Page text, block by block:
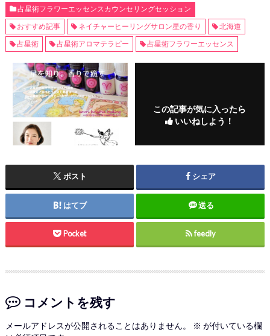
占星術フラワーエッセンスカウンセリングセッション
おすすめ記事
ネイチャーヒーリングサロン星の香り
北海道
占星術
占星術アロマテラピー 占星術フラワーエッセンス
この記事が気に入ったら
いいねしよう！
ポスト シェア
はてブ 送る
Pocket feedly
コメントを残す
メールアドレスが公開されることはありません。 ※ が付いている欄